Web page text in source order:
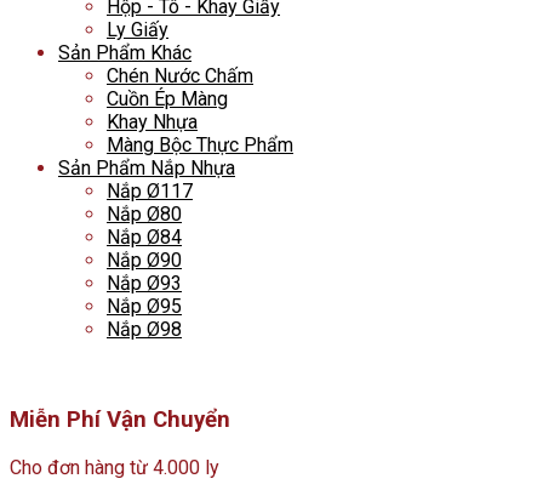
Hộp - Tô - Khay Giấy
Ly Giấy
Sản Phẩm Khác
Chén Nước Chấm
Cuồn Ép Màng
Khay Nhựa
Màng Bộc Thực Phẩm
Sản Phẩm Nắp Nhựa
Nắp Ø117
Nắp Ø80
Nắp Ø84
Nắp Ø90
Nắp Ø93
Nắp Ø95
Nắp Ø98
Miễn Phí Vận Chuyển
Cho đơn hàng từ 4.000 ly